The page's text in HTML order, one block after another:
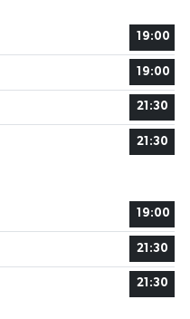
19:00
19:00
21:30
21:30
19:00
21:30
21:30